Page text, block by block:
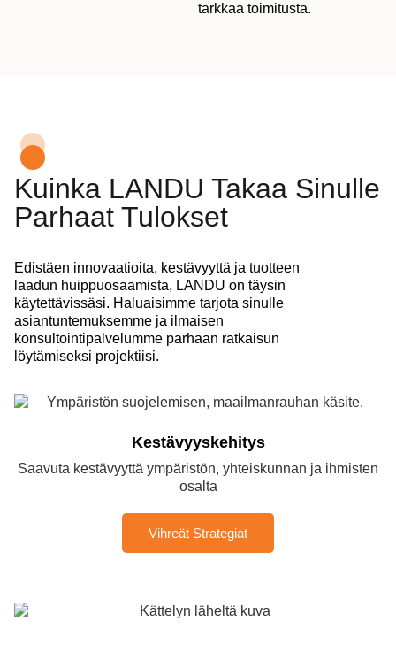
tarkkaa toimitusta.
Kuinka LANDU Takaa Sinulle
Parhaat Tulokset
Edistäen innovaatioita, kestävyyttä ja tuotteen
laadun huippuosaamista, LANDU on täysin
käytettävissäsi. Haluaisimme tarjota sinulle
asiantuntemuksemme ja ilmaisen
konsultointipalvelumme parhaan ratkaisun
löytämiseksi projektiisi.
Kestävyyskehitys
Saavuta kestävyyttä ympäristön, yhteiskunnan ja ihmisten
osalta
Vihreät Strategiat